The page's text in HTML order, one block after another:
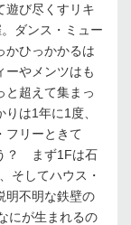
び尽くすリキ
ダンス・ミュー
かひっかかるは
ーやメンツはも
と超えて集まっ
は1年に1度、
フリーときて
？ まず1Fは石
そしてハウス・
明不明な鉄壁の
にが生まれるの